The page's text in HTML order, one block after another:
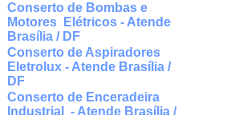
Conserto de Bombas e
Motores Elétricos - Atende
Brasília / DF
Conserto de Aspiradores
Eletrolux - Atende Brasília /
DF
Conserto de Enceradeira
Industrial - Atende Brasília /